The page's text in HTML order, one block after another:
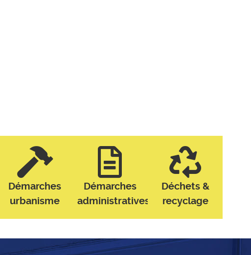
Démarches
urbanisme
Démarches
administratives
Déchets &
recyclage